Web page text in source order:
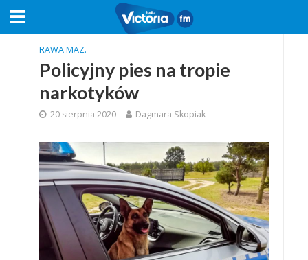
RAWA MAZ.
Policyjny pies na tropie
narkotyków
20 sierpnia 2020 Dagmara Skopiak